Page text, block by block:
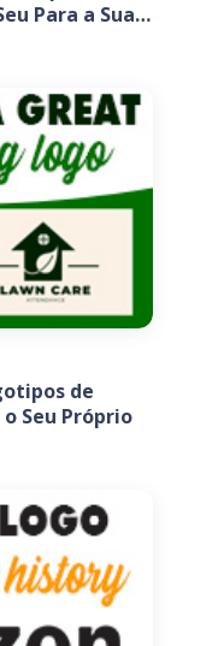
Para a Sua
de
Seu Próprio